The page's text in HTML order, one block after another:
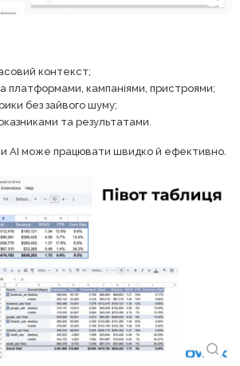
контекст;
за платформами, кампаніями, пристроями;
без зайвого шуму;
та результатами.
AI може працювати швидко й ефективно.